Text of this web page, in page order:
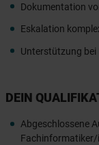
Dokumentation
Eskalation
Unterstützung bei
DEIN
Abgeschlossene
Fachinformatiker/